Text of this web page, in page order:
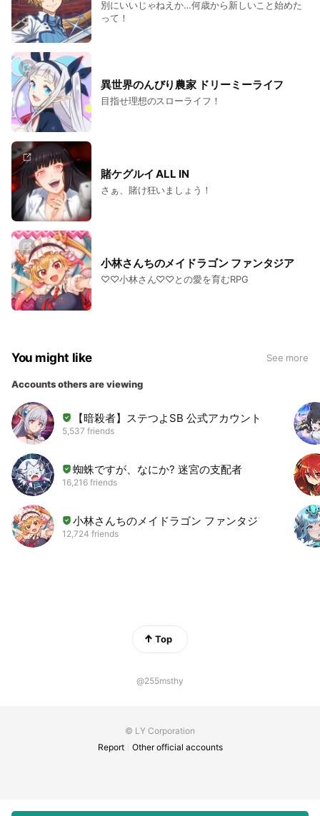
別にいいじゃねえか…何歳から新しいこと始めた
って！
異世界のんびり農家 ドリーミーライフ
目指せ理想のスローライフ！
賭ケグルイ ALL IN
さぁ、賭け狂いましょう！
小林さんちのメイドラゴン ファンタジア
♡♡小林さん♡♡との愛を育むRPG
You might like See more
Accounts others are viewing
【暗殺者】ステつよSB 公式アカウント
5,537 friends
蜘蛛ですが、なにか? 迷宮の支配者
16,216 friends
小林さんちのメイドラゴン ファンタジア
12,724 friends
Top
@255msthy
© LY Corporation
Report
Other official accounts